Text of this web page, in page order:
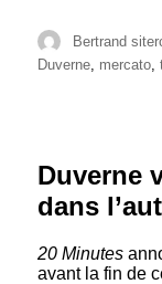
Auteur
Bertrand
Duverne, mercato,
Duverne
dans
20 Minutes
avant la fin de